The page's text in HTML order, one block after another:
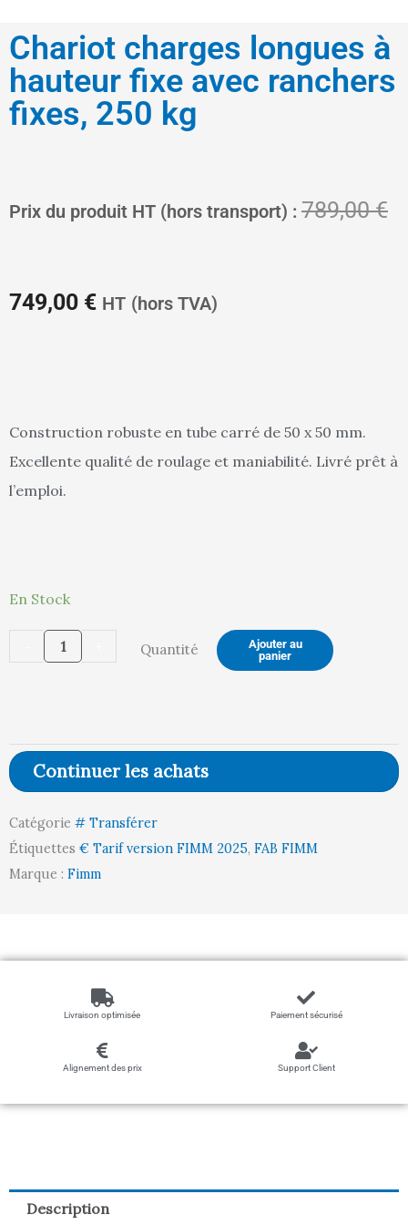
Chariot charges longues à
hauteur fixe avec ranchers
fixes, 250 kg
Prix du produit HT (hors transport) : 789,00€
749,00 €
Le
prix
HT (hors TVA)
Construction robuste en tube carré de 50 x 50 mm.
Excellente qualité de roulage et maniabilité. Livré prêt à
l’emploi.
En Stock
quantité
hauteur
fixe
ranchers
fixes,
Quantité
Ajouter au
panier
Continuer les achats
Catégorie # Transférer
Étiquettes € Tarif version FIMM 2025, FAB FIMM
Marque : Fimm
Livraison optimisée Paiement sécurisé
Alignement des prix Support Client
Description